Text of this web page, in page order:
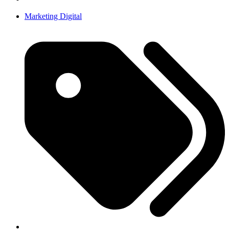
Marketing Digital